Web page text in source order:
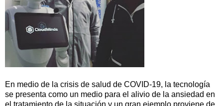
En medio de la crisis de salud de COVID-19, la tecnología
se presenta como un medio para el alivio de la ansiedad en